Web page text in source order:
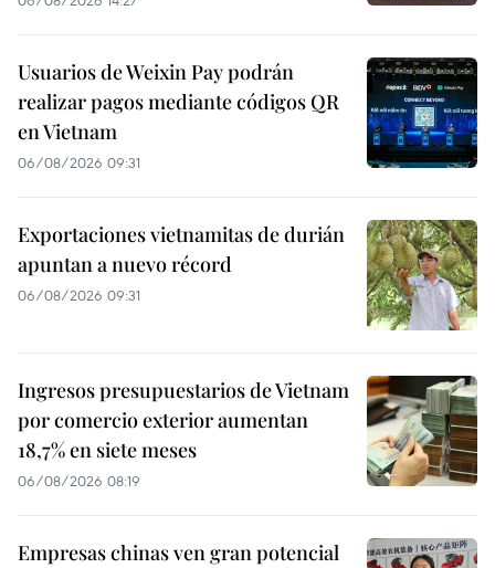
Usuarios de Weixin Pay podrán
realizar pagos mediante códigos QR
en Vietnam
06/08/2026 09:31
Exportaciones vietnamitas de durián
apuntan a nuevo récord
06/08/2026 09:31
Ingresos presupuestarios de Vietnam
por comercio exterior aumentan
18,7% en siete meses
06/08/2026 08:19
Empresas chinas ven gran potencial